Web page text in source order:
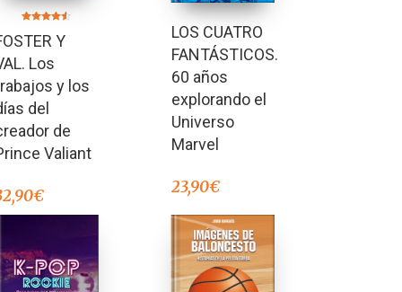
4.50
de 5
Y
Los
y los
del
de
Valiant
€
LOS CUATRO
FANTÁSTICOS.
60 años
explorando el
Universo
Marvel
23,90€